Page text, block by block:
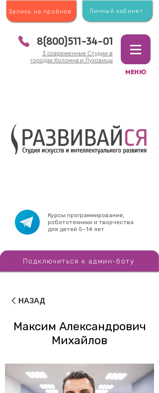
3 современные Студии в
городах Коломна и Луховицы
8(800)511-34-01
Запись на пробное Личный кабинет
Курсы программирования,
робототехники и творчества
для детей 5–14 лет
Подключиться к админ-боту
МЕНЮ
НАЗАД
Максим Александрович
Михайлов